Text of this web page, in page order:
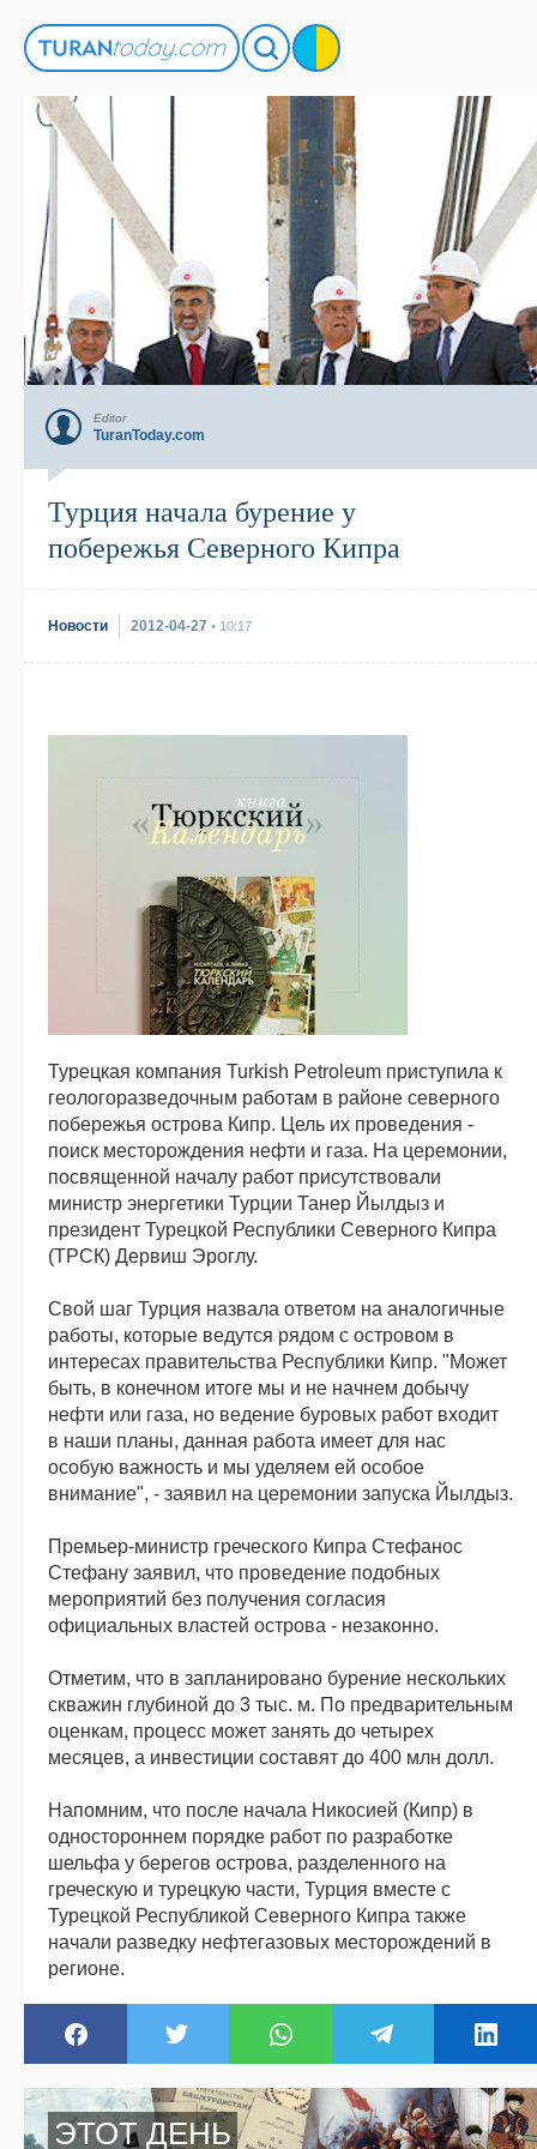
Editor
TuranToday.com
Турция начала бурение у
побережья Северного Кипра
Новости 2012-04-27 • 10:17
Турецкая компания Turkish Petroleum приступила к
геологоразведочным работам в районе северного
побережья острова Кипр. Цель их проведения -
поиск месторождения нефти и газа. На церемонии,
посвященной началу работ присутствовали
министр энергетики Турции Танер Йылдыз и
президент Турецкой Республики Северного Кипра
(ТРСК) Дервиш Эроглу.
Свой шаг Турция назвала ответом на аналогичные
работы, которые ведутся рядом с островом в
интересах правительства Республики Кипр. "Может
быть, в конечном итоге мы и не начнем добычу
нефти или газа, но ведение буровых работ входит
в наши планы, данная работа имеет для нас
особую важность и мы уделяем ей особое
внимание", - заявил на церемонии запуска Йылдыз.
Премьер-министр греческого Кипра Стефанос
Стефану заявил, что проведение подобных
мероприятий без получения согласия
официальных властей острова - незаконно.
Отметим, что в запланировано бурение нескольких
скважин глубиной до 3 тыс. м. По предварительным
оценкам, процесс может занять до четырех
месяцев, а инвестиции составят до 400 млн долл.
Напомним, что после начала Никосией (Кипр) в
одностороннем порядке работ по разработке
шельфа у берегов острова, разделенного на
греческую и турецкую части, Турция вместе с
Турецкой Республикой Северного Кипра также
начали разведку нефтегазовых месторождений в
регионе.
ЭТОТ ДЕНЬ